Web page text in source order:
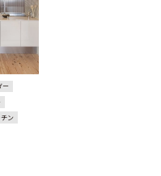
ー
ン